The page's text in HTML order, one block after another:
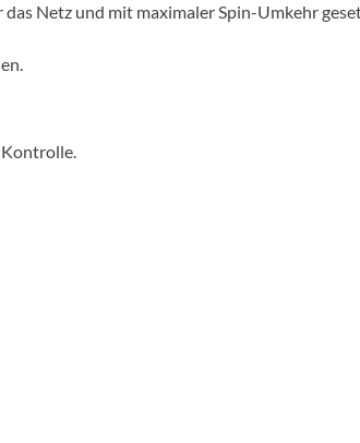
Netz und mit maximaler Spin-Umkehr
Kontrolle.